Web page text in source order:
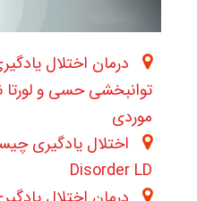
توانبخشی حسی و لورتا
موردی
Disorder LD